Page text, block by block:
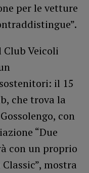
per le vetture
Veicoli
il 15
che trova la
con
“Due
con un proprio
mostra